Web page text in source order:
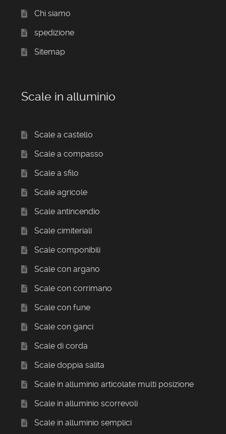
Chi siamo
spedizione
Sitemap
Scale in alluminio
Scale a castello
Scale a compasso
Scale a sfilo
Scale agricole
Scale antincendio
Scale cimiteriali
Scale componibili
Scale con argano
Scale con corrimano
Scale con fune
Scale con ganci
Scale di corda
Scale doppia salita
Scale in alluminio articolate multi posizione
Scale in alluminio scorrevoli
Scale in alluminio semplici